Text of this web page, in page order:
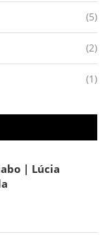
(5)
(2)
(1)
| Lúcia